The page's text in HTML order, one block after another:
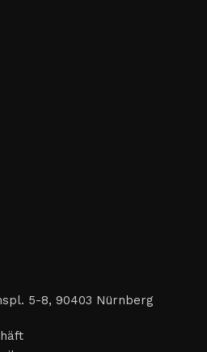
5-8, 90403 Nürnberg